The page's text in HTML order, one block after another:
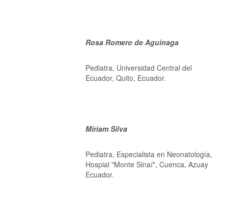
Rosa Romero de Aguinaga
Pediatra, Universidad Central del
Ecuador, Quito, Ecuador.
Miriam Silva
Pediatra, Especialista en Neonatología,
Hospial "Monte Sinaí", Cuenca, Azuay
Ecuador.